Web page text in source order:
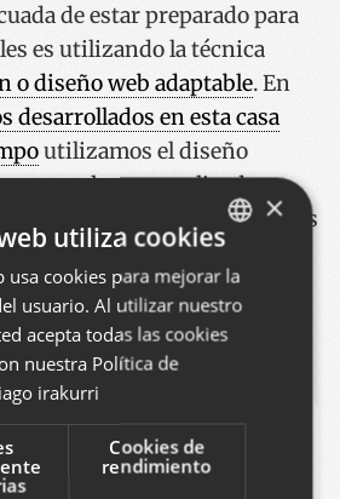
de estar preparado para
es utilizando la técnica
o diseño web adaptable. En
desarrollados en esta casa
utilizamos el diseño
casos hemos realizado
para encarar los nuevos
ponte en contacto con
POSICIONAMIENTO
comentario llenando el
BASQUE
SPANISH
×
utiliza cookies
usa cookies para mejorar la
usuario. Al utilizar nuestro
acepta todas las cookies
nuestra Política de
irakurri
Cookies de
rendimiento